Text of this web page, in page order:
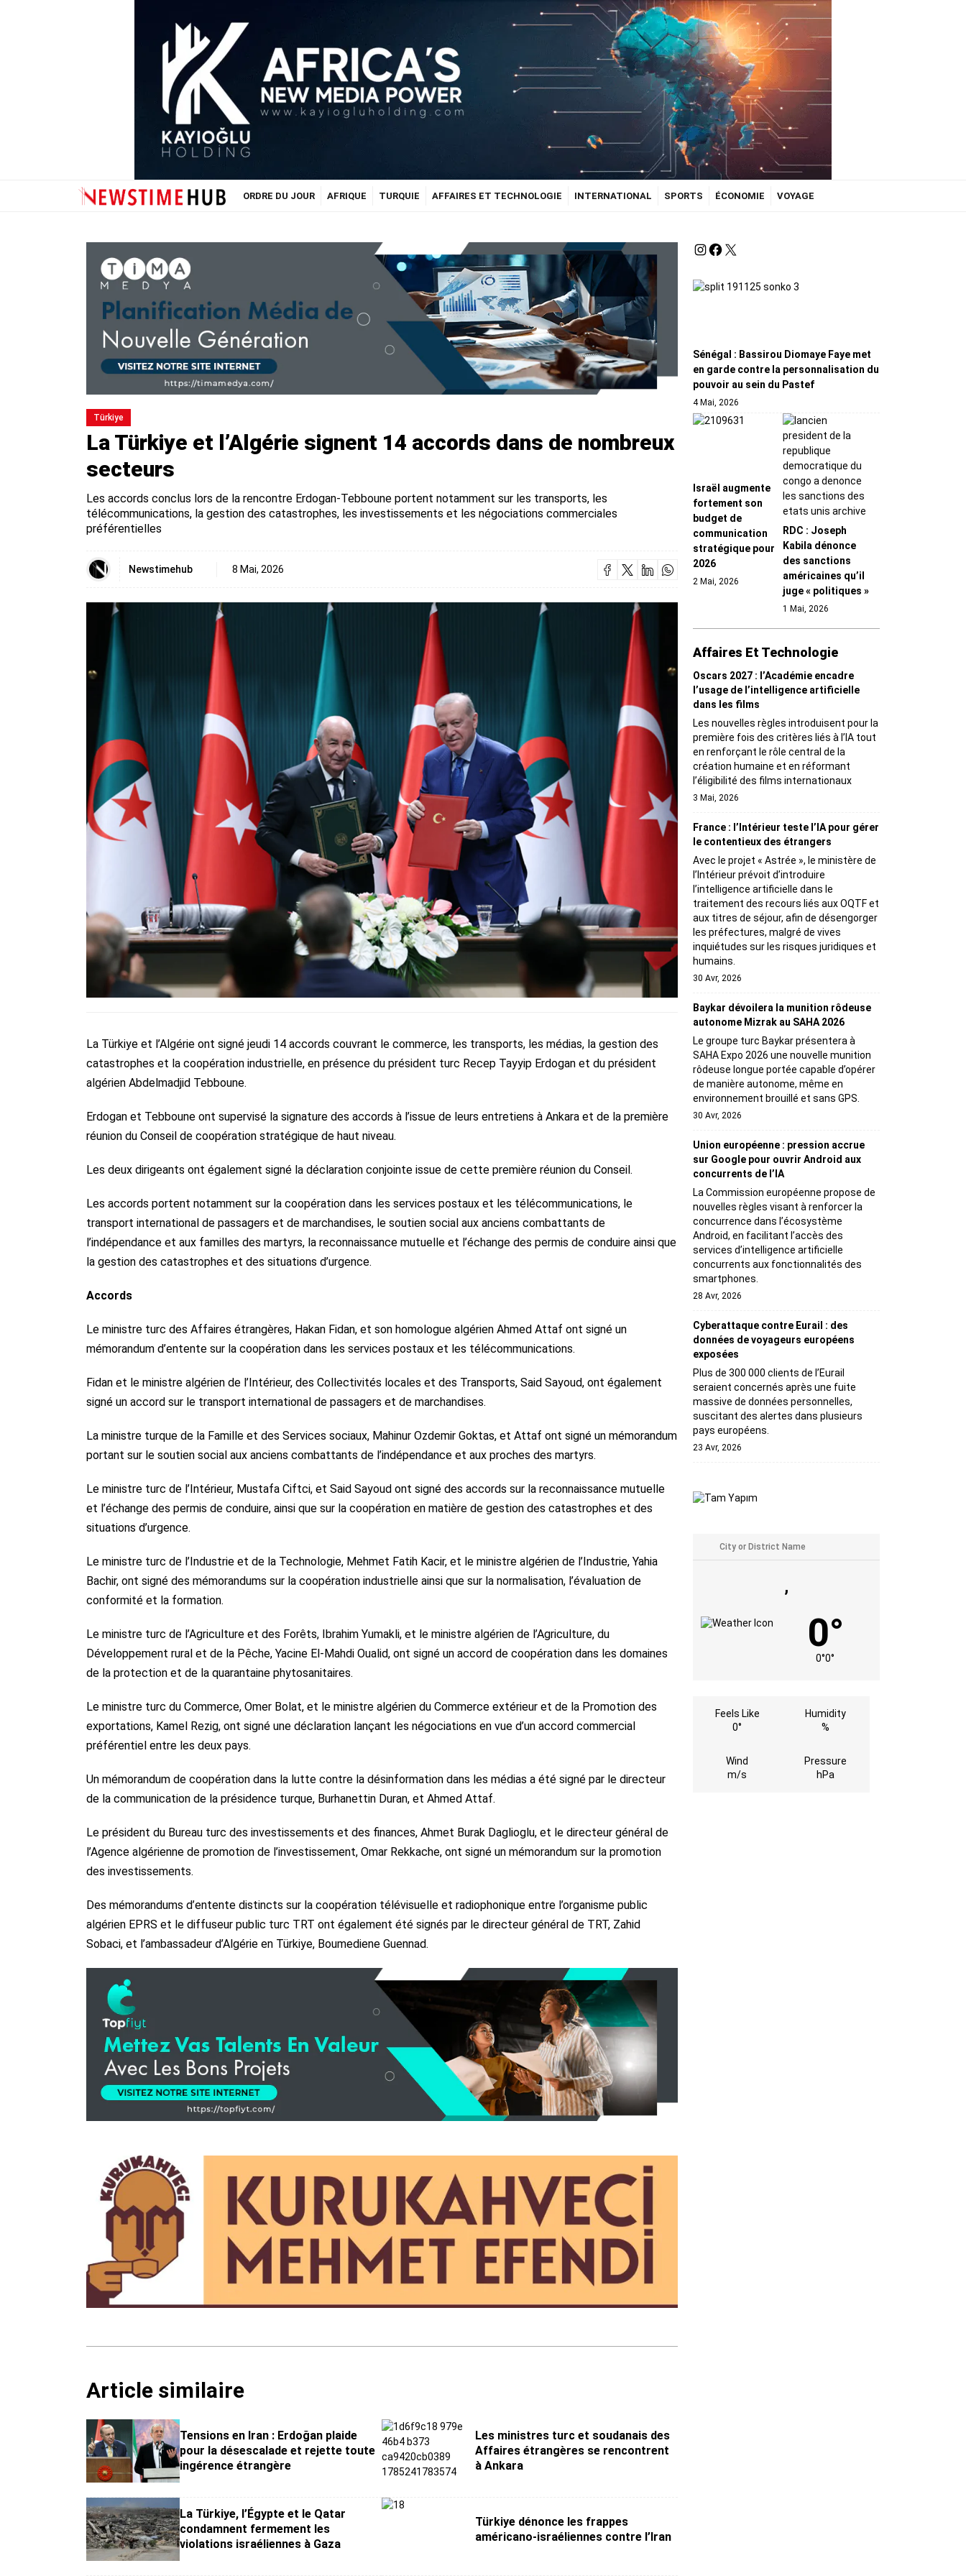
ORDRE DU JOUR AFRIQUE TURQUIE AFFAIRES ET TECHNOLOGIE INTERNATIONAL SPORTS ÉCONOMIE VOYAGE
Türki̇ye
La Türkiye et l’Algérie signent 14 accords dans de nombreux
secteurs
Les accords conclus lors de la rencontre Erdogan-Tebboune portent notamment sur les transports, les
télécommunications, la gestion des catastrophes, les investissements et les négociations commerciales
préférentielles
Newstimehub 8 Mai, 2026
La Türkiye et l’Algérie ont signé jeudi 14 accords couvrant le commerce, les transports, les médias, la gestion des
catastrophes et la coopération industrielle, en présence du président turc Recep Tayyip Erdogan et du président
algérien Abdelmadjid Tebboune.
Erdogan et Tebboune ont supervisé la signature des accords à l’issue de leurs entretiens à Ankara et de la première
réunion du Conseil de coopération stratégique de haut niveau.
Les deux dirigeants ont également signé la déclaration conjointe issue de cette première réunion du Conseil.
Les accords portent notamment sur la coopération dans les services postaux et les télécommunications, le
transport international de passagers et de marchandises, le soutien social aux anciens combattants de
l’indépendance et aux familles des martyrs, la reconnaissance mutuelle et l’échange des permis de conduire ainsi que
la gestion des catastrophes et des situations d’urgence.
Accords
Le ministre turc des Affaires étrangères, Hakan Fidan, et son homologue algérien Ahmed Attaf ont signé un
mémorandum d’entente sur la coopération dans les services postaux et les télécommunications.
Fidan et le ministre algérien de l’Intérieur, des Collectivités locales et des Transports, Said Sayoud, ont également
signé un accord sur le transport international de passagers et de marchandises.
La ministre turque de la Famille et des Services sociaux, Mahinur Ozdemir Goktas, et Attaf ont signé un mémorandum
portant sur le soutien social aux anciens combattants de l’indépendance et aux proches des martyrs.
Le ministre turc de l’Intérieur, Mustafa Ciftci, et Said Sayoud ont signé des accords sur la reconnaissance mutuelle
et l’échange des permis de conduire, ainsi que sur la coopération en matière de gestion des catastrophes et des
situations d’urgence.
Le ministre turc de l’Industrie et de la Technologie, Mehmet Fatih Kacir, et le ministre algérien de l’Industrie, Yahia
Bachir, ont signé des mémorandums sur la coopération industrielle ainsi que sur la normalisation, l’évaluation de
conformité et la formation.
Le ministre turc de l’Agriculture et des Forêts, Ibrahim Yumakli, et le ministre algérien de l’Agriculture, du
Développement rural et de la Pêche, Yacine El-Mahdi Oualid, ont signé un accord de coopération dans les domaines
de la protection et de la quarantaine phytosanitaires.
Le ministre turc du Commerce, Omer Bolat, et le ministre algérien du Commerce extérieur et de la Promotion des
exportations, Kamel Rezig, ont signé une déclaration lançant les négociations en vue d’un accord commercial
préférentiel entre les deux pays.
Un mémorandum de coopération dans la lutte contre la désinformation dans les médias a été signé par le directeur
de la communication de la présidence turque, Burhanettin Duran, et Ahmed Attaf.
Le président du Bureau turc des investissements et des finances, Ahmet Burak Daglioglu, et le directeur général de
l’Agence algérienne de promotion de l’investissement, Omar Rekkache, ont signé un mémorandum sur la promotion
des investissements.
Des mémorandums d’entente distincts sur la coopération télévisuelle et radiophonique entre l’organisme public
algérien EPRS et le diffuseur public turc TRT ont également été signés par le directeur général de TRT, Zahid
Sobaci, et l’ambassadeur d’Algérie en Türkiye, Boumediene Guennad.
Article similaire
Tensions en Iran : Erdoğan plaide
pour la désescalade et rejette toute
ingérence étrangère
Les ministres turc et soudanais des
Affaires étrangères se rencontrent
à Ankara
La Türkiye, l’Égypte et le Qatar
condamnent fermement les
violations israéliennes à Gaza
Türkiye dénonce les frappes
américano-israéliennes contre l’Iran
Sénégal : Bassirou Diomaye Faye met
en garde contre la personnalisation du
pouvoir au sein du Pastef
4 Mai, 2026
Israël augmente
fortement son
budget de
communication
stratégique pour
2026
2 Mai, 2026
RDC : Joseph
Kabila dénonce
des sanctions
américaines qu’il
juge « politiques »
1 Mai, 2026
Affaires Et Technologie
Oscars 2027 : l’Académie encadre
l’usage de l’intelligence artificielle
dans les films
Les nouvelles règles introduisent pour la
première fois des critères liés à l’IA tout
en renforçant le rôle central de la
création humaine et en réformant
l’éligibilité des films internationaux
3 Mai, 2026
France : l’Intérieur teste l’IA pour gérer
le contentieux des étrangers
Avec le projet « Astrée », le ministère de
l’Intérieur prévoit d’introduire
l’intelligence artificielle dans le
traitement des recours liés aux OQTF et
aux titres de séjour, afin de désengorger
les préfectures, malgré de vives
inquiétudes sur les risques juridiques et
humains.
30 Avr, 2026
Baykar dévoilera la munition rôdeuse
autonome Mizrak au SAHA 2026
Le groupe turc Baykar présentera à
SAHA Expo 2026 une nouvelle munition
rôdeuse longue portée capable d’opérer
de manière autonome, même en
environnement brouillé et sans GPS.
30 Avr, 2026
Union européenne : pression accrue
sur Google pour ouvrir Android aux
concurrents de l’IA
La Commission européenne propose de
nouvelles règles visant à renforcer la
concurrence dans l’écosystème
Android, en facilitant l’accès des
services d’intelligence artificielle
concurrents aux fonctionnalités des
smartphones.
28 Avr, 2026
Cyberattaque contre Eurail : des
données de voyageurs européens
exposées
Plus de 300 000 clients de l’Eurail
seraient concernés après une fuite
massive de données personnelles,
suscitant des alertes dans plusieurs
pays européens.
23 Avr, 2026
,
0°
0°0°
Feels Like
0°
Humidity
%
Wind
m/s
Pressure
hPa